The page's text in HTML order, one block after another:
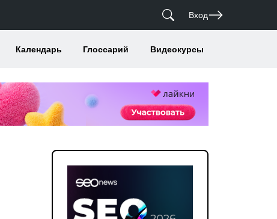
Вход
Календарь Глоссарий Видеокурсы